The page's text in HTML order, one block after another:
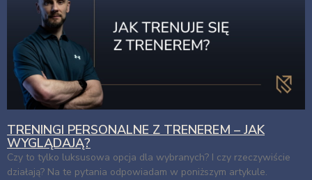
TRENINGI PERSONALNE Z TRENEREM – JAK
WYGLĄDAJĄ?
Czy to tylko luksusowa opcja dla wybranych? I czy rzeczywiście
działają? Na te pytania odpowiadam w poniższym artykule.